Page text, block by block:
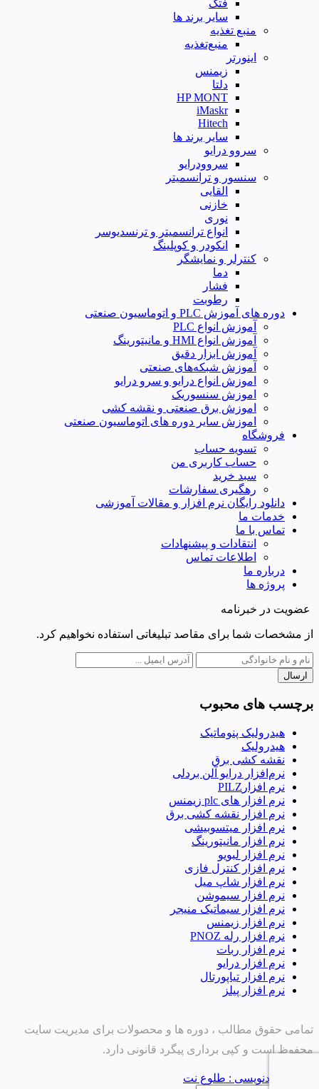
فتک
سایر برند ها
منبع تغذیه
منبع‌تغذیه
اینورتر
زیمنس
دلتا
HP MONT
iMaskr
Hitech
سایر برند ها
سروو درایو
سروودرایو
سنسور و ترانسمیتر
القایی
خازنی
نوری
انواع ترانسمیتر و ترنسدیوسر
انکودر و کوپلینگ
کنترلر و نمایشگر
دما
فشار
رطوبت
دوره های آموزش PLC و اتوماسیون صنعتی
آموزش انواع PLC
آموزش انواع HMI و مانیتورینگ
آموزش ابزار دقیق
آموزش شبکه‌های صنعتی
اموزش انواع درایو و سرو درایو
اموزش سنسوریک
اموزش برق صنعتی و نقشه کشی
اموزش سایر دوره های اتوماسیون صنعتی
فروشگاه
تسویه حساب
حساب کاربری من
سبد خرید
رهگیری سفارشات
دانلود رایگان نرم افزار و مقالات آموزشی
خدمات ما
تماس با ما
انتقادات و پیشنهادات
اطلاعات تماس
درباره ما
پروژه ها
عضویت در خبرنامه
از مشخصات شما برای مقاصد تبلیغاتی استفاده نخواهیم کرد.
ارسال
برچسب های محبوب
هیدرولیک پنوماتیک
هیدرولیک
نقشه کشی برق
نرم‌افزار درایو آلن بردلی
نرم افزارPILZ
نرم افزار های plc زیمنس
نرم افزار نقشه کشی برق
نرم افزار میتسوبیشی
نرم افزار مانیتورینگ
نرم افزار لبویو
نرم افزار کنترل فازی
نرم افزار شاپ میل
نرم افزار سیموشن
نرم افزار سیماتیک منیجر
نرم افزار زیمنس
نرم افزار رله PNOZ
نرم افزار ربات
نرم افزار درایو
نرم افزار تیاپورتال
نرم افزار پیلز
تمامی حقوق مطالب ، دوره ها و محصولات برای مدیریت سایت
محفوظ است و کپی برداری پیگرد قانونی دارد.
طراح و کدنویسی : طلوع نت